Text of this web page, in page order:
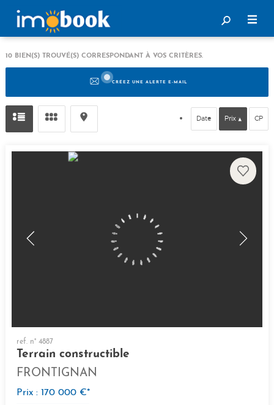
10BIEN(S) TROUVÉ(S) CORRESPONDANT À VOS CRITÈRES.
CRÉEZ UNE ALERTE E-MAIL
Date Prix CP
ref. n° 4887
Terrain constructible
FRONTIGNAN
Prix : 170 000 €*